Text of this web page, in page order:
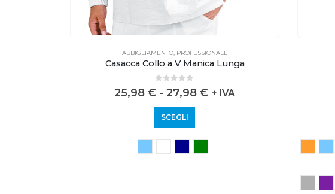
ABBIGLIAMENTO, PROFESSIONALE
Casacca Collo a V Manica Lunga
out of 5
25,98 € - 27,98 € + IVA
SCEGLI